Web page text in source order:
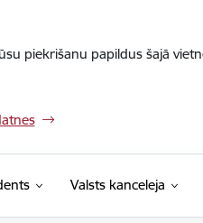
piekrišanu papildus šajā
Valsts kanceleja